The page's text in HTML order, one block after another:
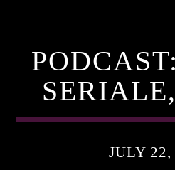
JULY 22,